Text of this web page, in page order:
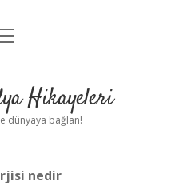
UyarıHikayeleri
dünyaya bağlan!
nedir